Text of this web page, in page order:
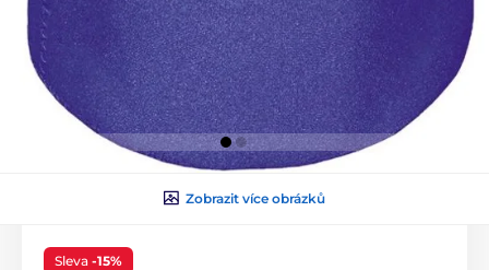
Zobrazit více obrázků
Sleva -15%